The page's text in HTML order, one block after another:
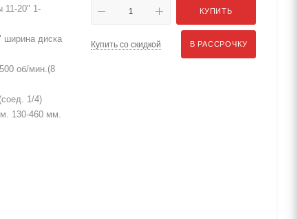
11-20" 1-
ширина диска
об/мин.(8
1/4)
130-460 мм.
КУПИТЬ
Купить со скидкой В РАССРОЧКУ